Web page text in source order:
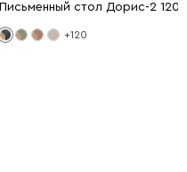
Письменный стол Дорис-2
+120